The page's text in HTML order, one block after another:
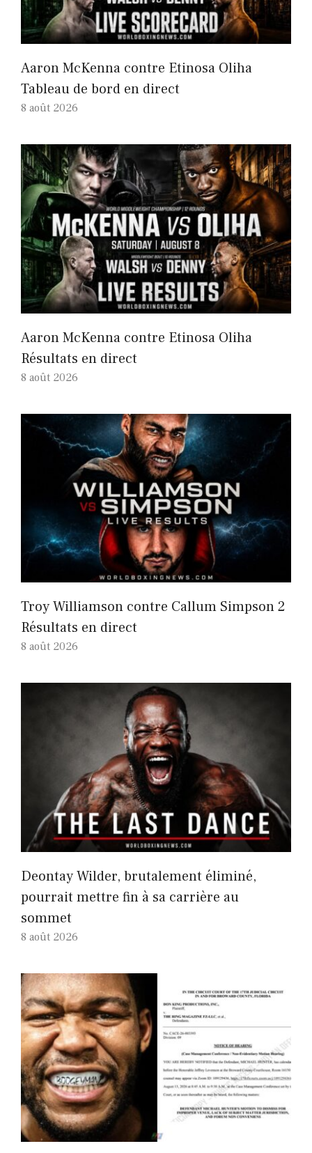
Aaron McKenna contre Etinosa Oliha
Tableau de bord en direct
8 août 2026
Aaron McKenna contre Etinosa Oliha
Résultats en direct
8 août 2026
Troy Williamson contre Callum Simpson 2
Résultats en direct
8 août 2026
Deontay Wilder, brutalement éliminé,
pourrait mettre fin à sa carrière au
sommet
8 août 2026